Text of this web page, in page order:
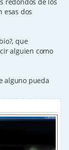
esas dos
que
alguien como
alguno pueda